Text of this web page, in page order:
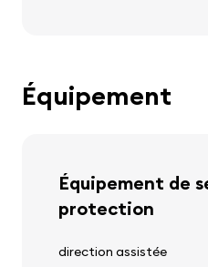
Équipement
Équipement de
protection
direction assistée